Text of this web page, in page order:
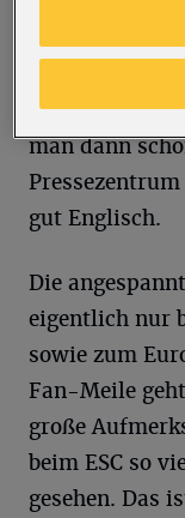
Englisch
dennoch
sehr höflich.
man dann
gut Englisch.
Die
eigentlich nur
sowie zum
Fan-Meile
große
beim ESC so
gesehen. Das